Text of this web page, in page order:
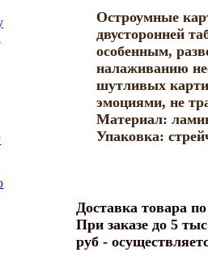
Остроумные
двусторонней
особенным,
налаживанию
шутливых
эмоциями, не
Материал:
Упаковка:
Доставка товара
При заказе до 5
руб -